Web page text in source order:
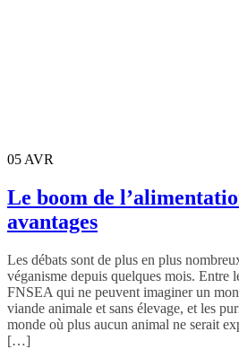
05 AVR
Le boom de
avantages
Les débats sont de plus en plus
véganisme depuis quelques mois. Entre
FNSEA qui ne peuvent imaginer un
viande animale et sans élevage, et les
monde où plus aucun animal ne serait
[…]